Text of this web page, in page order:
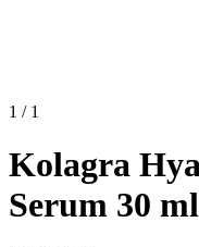
1 / 1
Kolagra
Serum 30 ml